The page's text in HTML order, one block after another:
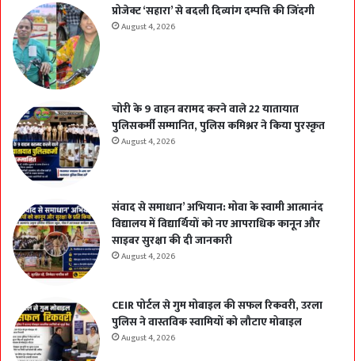
प्रोजेक्ट ‘सहारा’ से बदली दिव्यांग दम्पत्ति की जिंदगी
August 4, 2026
चोरी के 9 वाहन बरामद करने वाले 22 यातायात
पुलिसकर्मी सम्मानित, पुलिस कमिश्नर ने किया पुरस्कृत
August 4, 2026
संवाद से समाधान’ अभियान: मोवा के स्वामी आत्मानंद
विद्यालय में विद्यार्थियों को नए आपराधिक कानून और
साइबर सुरक्षा की दी जानकारी
August 4, 2026
CEIR पोर्टल से गुम मोबाइल की सफल रिकवरी, उरला
पुलिस ने वास्तविक स्वामियों को लौटाए मोबाइल
August 4, 2026